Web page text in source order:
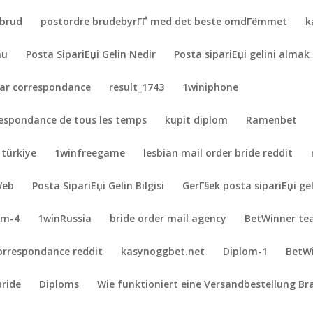
postordre brudebyrГҐ med det beste omdГёmmet
Posta SipariЕџi Gelin Nedir Posta sipariЕџi gelini almak
correspondance result_1743 1winiphone
de tous les temps kupit diplom Ramenbet
türkiye 1winfreegame lesbian mail order bride reddit
Posta SipariЕџi Gelin Bilgisi GerГ§ek posta sipariЕџi
4 1winRussia bride order mail agency BetWinner
reddit kasynoggbet.net Diplom-1
Diploms Wie funktioniert eine Versandbestellung